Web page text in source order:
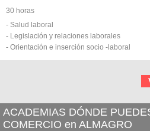
30 horas
- Salud laboral
- Legislación y relaciones laborales
- Orientación e inserción socio -laboral
ACADEMIAS DÓNDE
COMERCIO en ALMAGRO